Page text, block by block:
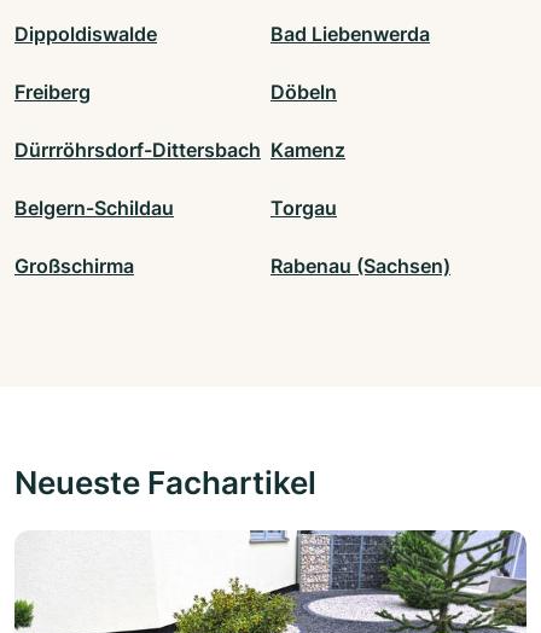
Dippoldiswalde Bad Liebenwerda
Freiberg Döbeln
Dürrröhrsdorf-Dittersbach Kamenz
Belgern-Schildau Torgau
Großschirma Rabenau (Sachsen)
Neueste Fachartikel